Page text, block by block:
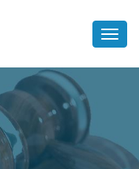
Ik wil meer informatie